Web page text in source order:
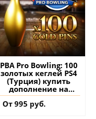
PBA Pro Bowling: 100
золотых кеглей PS4
(Турция) купить
дополнение на
аккаунт
От 995 руб.